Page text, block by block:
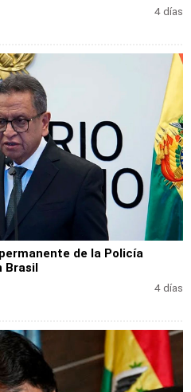
4 días
de la Policía
Brasil
4 días